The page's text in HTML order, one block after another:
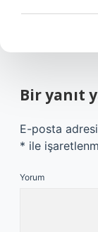
Bir yanıt
E-posta
* ile
Yorum